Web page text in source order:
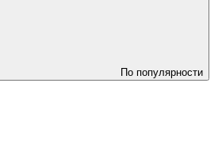
По популярности